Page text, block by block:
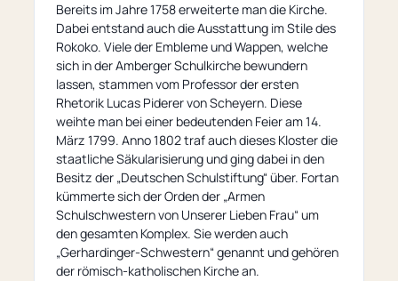
Bereits im Jahre 1758 erweiterte man die Kirche.
Dabei entstand auch die Ausstattung im Stile des
Rokoko. Viele der Embleme und Wappen, welche
sich in der Amberger Schulkirche bewundern
lassen, stammen vom Professor der ersten
Rhetorik Lucas Piderer von Scheyern. Diese
weihte man bei einer bedeutenden Feier am 14.
März 1799. Anno 1802 traf auch dieses Kloster die
staatliche Säkularisierung und ging dabei in den
Besitz der „Deutschen Schulstiftung“ über. Fortan
kümmerte sich der Orden der „Armen
Schulschwestern von Unserer Lieben Frau“ um
den gesamten Komplex. Sie werden auch
„Gerhardinger-Schwestern“ genannt und gehören
der römisch-katholischen Kirche an.